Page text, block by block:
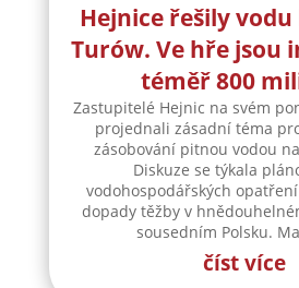
Hejnice řešily
Turów. Ve hře jsou
téměř 800
Zastupitelé Hejnic na svém
projednali zásadní téma
zásobování pitnou vodou
Diskuze se týkala
vodohospodářských
dopady těžby v
sousedním Polsku.
číst více